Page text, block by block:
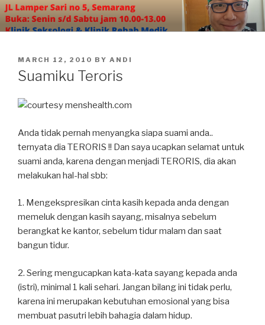
Skip
to
content
POSTED
ON
MARCH 12, 2010 BY ANDI
Suamiku Teroris
Anda tidak pernah menyangka siapa suami anda..
ternyata dia TERORIS !! Dan saya ucapkan selamat untuk
suami anda, karena dengan menjadi TERORIS, dia akan
melakukan hal-hal sbb:
1. Mengekspresikan cinta kasih kepada anda dengan
memeluk dengan kasih sayang, misalnya sebelum
berangkat ke kantor, sebelum tidur malam dan saat
bangun tidur.
2. Sering mengucapkan kata-kata sayang kepada anda
(istri), minimal 1 kali sehari. Jangan bilang ini tidak perlu,
karena ini merupakan kebutuhan emosional yang bisa
membuat pasutri lebih bahagia dalam hidup.